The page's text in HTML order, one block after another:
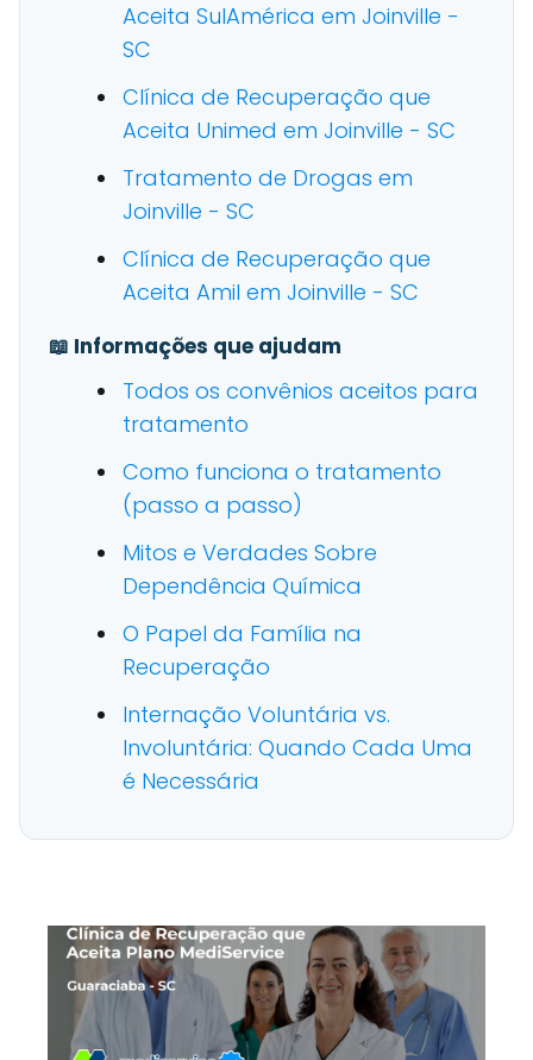
Aceita SulAmérica em Joinville -
SC
Clínica de Recuperação que
Aceita Unimed em Joinville - SC
Tratamento de Drogas em
Joinville - SC
Clínica de Recuperação que
Aceita Amil em Joinville - SC
📖 Informações que ajudam
Todos os convênios aceitos para
tratamento
Como funciona o tratamento
(passo a passo)
Mitos e Verdades Sobre
Dependência Química
O Papel da Família na
Recuperação
Internação Voluntária vs.
Involuntária: Quando Cada Uma
é Necessária